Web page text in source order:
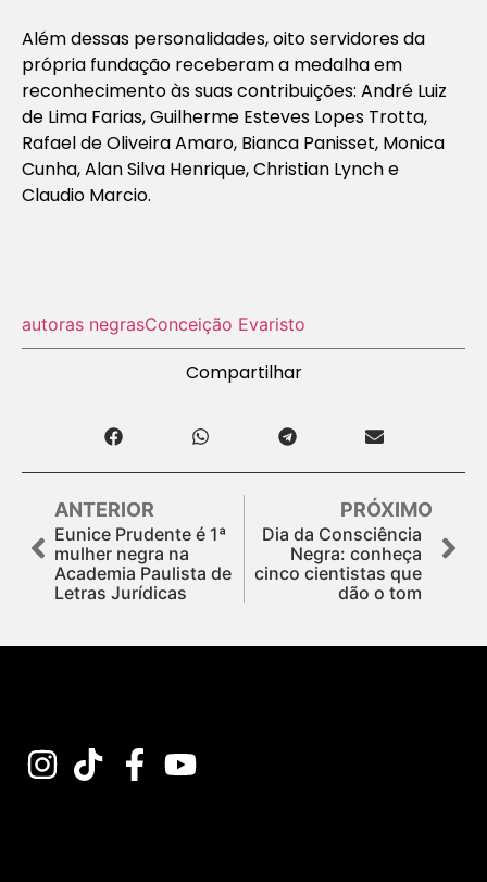
Além dessas personalidades, oito servidores da
própria fundação receberam a medalha em
reconhecimento às suas contribuições: André Luiz
de Lima Farias, Guilherme Esteves Lopes Trotta,
Rafael de Oliveira Amaro, Bianca Panisset, Monica
Cunha, Alan Silva Henrique, Christian Lynch e
Claudio Marcio.
autoras negrasConceição Evaristo
Compartilhar
ANTERIOR
Eunice Prudente é 1ª
mulher negra na
Academia Paulista de
Letras Jurídicas
PRÓXIMO
Dia da Consciência
Negra: conheça
cinco cientistas que
dão o tom